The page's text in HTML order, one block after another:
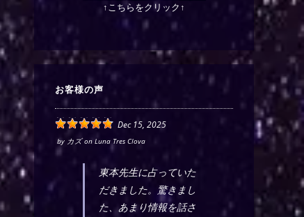
↑こちらをクリック↑
お客様の声
Dec 15, 2025
by カズon Luna Tres Clova
東本先生に占っていた
だきました。驚きまし
た、あまり情報を話さ